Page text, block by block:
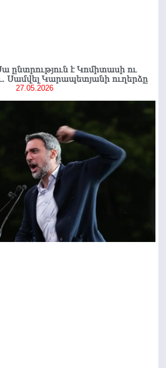
ընտրություն է Կոմիտասի ու
Սամվել Կարապետյանի ուղերձը
27.05.2026